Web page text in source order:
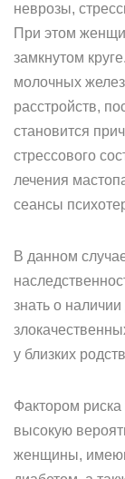
неврозы,
При этом
замкнутом
молочных
расстройств,
становится
стрессового
лечения
сеансы
В данном
знать о
у близких
Фактором
высокую
женщины,